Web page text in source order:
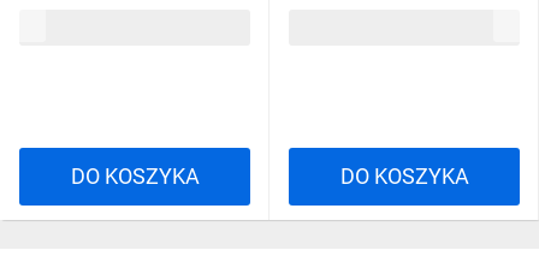
DO KOSZYKA DO KOSZYKA